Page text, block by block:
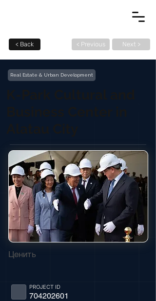
< Back < Previous Next >
Real Estate & Urban Development
Ценить
704202601
PROJECT ID